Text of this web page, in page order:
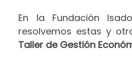
En la Fundación
resolvemos estas y
Taller de Gestión